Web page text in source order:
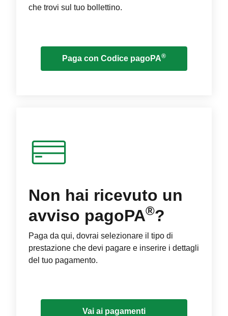
che trovi sul tuo bollettino.
Paga con Codice pagoPA®
Non hai ricevuto un
avviso pagoPA®?
Paga da qui, dovrai selezionare il tipo di
prestazione che devi pagare e inserire i dettagli
del tuo pagamento.
Vai ai pagamenti